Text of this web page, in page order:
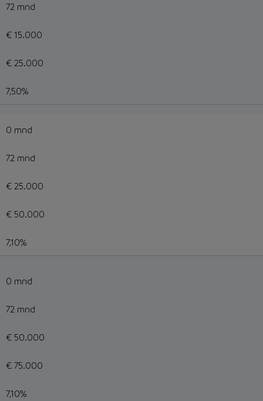
72 mnd
€ 15.000
€ 25.000
7,50%
0 mnd
72 mnd
€ 25.000
€ 50.000
7,10%
0 mnd
72 mnd
€ 50.000
€ 75.000
7,10%